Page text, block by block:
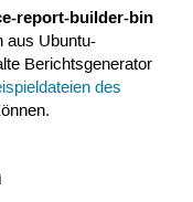
report-builder-bin
aus Ubuntu-
Berichtsgenerator
des